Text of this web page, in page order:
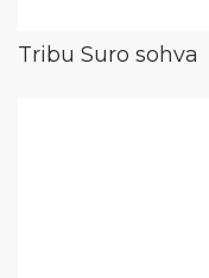
Tribu Suro sohva